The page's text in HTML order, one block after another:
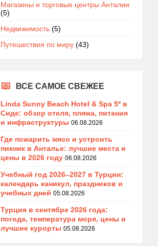
Магазины и торговые центры Анталии
(5)
Недвижимость(5)
Путешествия по миру(43)
ВСЕ САМОЕ СВЕЖЕЕ
Linda Sunny Beach Hotel & Spa 5* в
Сиде: обзор отеля, пляжа, питания
и инфраструктуры 06.08.2026
Где пожарить мясо и устроить
пикник в Анталье: лучшие места и
цены в 2026 году 06.08.2026
Учебный год 2026–2027 в Турции:
календарь каникул, праздников и
учебных дней 05.08.2026
Турция в сентябре 2026 года:
погода, температура моря, цены и
лучшие курорты 05.08.2026